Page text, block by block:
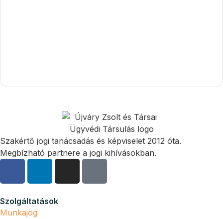
Szakértő jogi tanácsadás és képviselet 2012 óta.
Megbízható partnere a jogi kihívásokban.
Szolgáltatások
Munkajog